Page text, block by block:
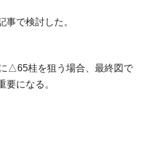
事で検討した。
△65桂を狙う場合、最終図で
要になる。